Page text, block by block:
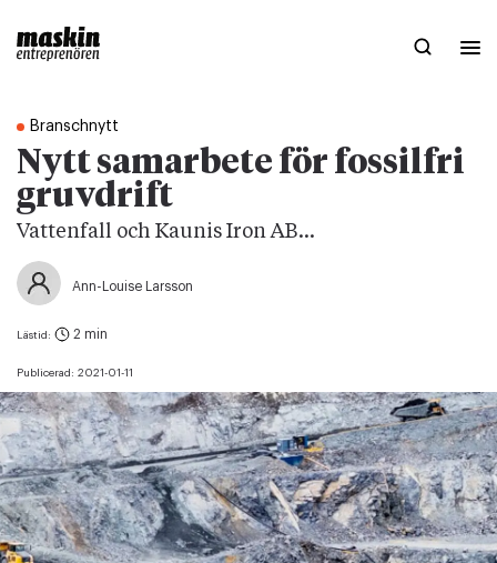
Branschnytt
Nytt samarbete för fossilfri
gruvdrift
Vattenfall och Kaunis Iron AB...
Ann-Louise Larsson
Publicerad: 2021-01-11
Lästid: 2 min